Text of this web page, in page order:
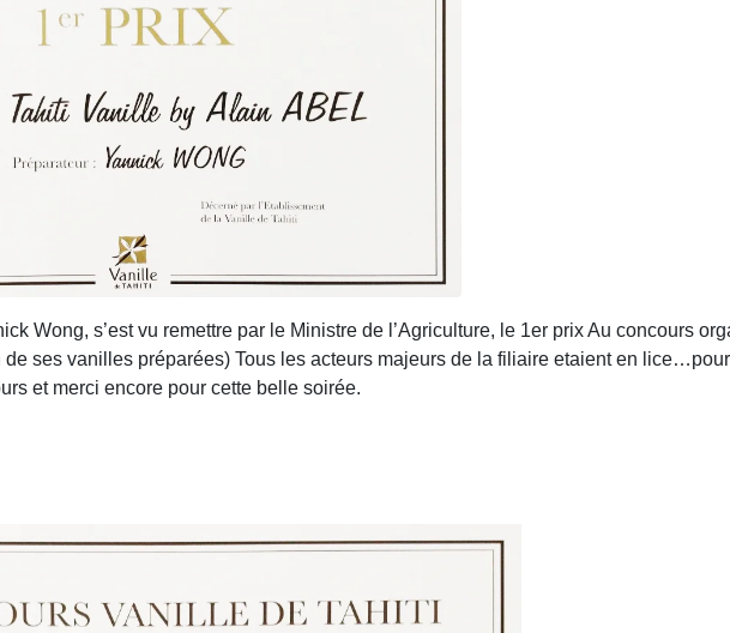
Wong, s’est vu remettre par le Ministre de l’Agriculture, le 1er prix Au concours
ses vanilles préparées) Tous les acteurs majeurs de la filiaire etaient en
et merci encore pour cette belle soirée.